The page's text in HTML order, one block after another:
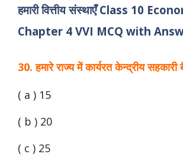
हमारी वित्तीय संस्थाएँ Class 10
Chapter 4 VVI MCQ with
30. हमारे राज्य में कार्यरत केन्द्रीय
( a ) 15
( b ) 20
( c ) 25